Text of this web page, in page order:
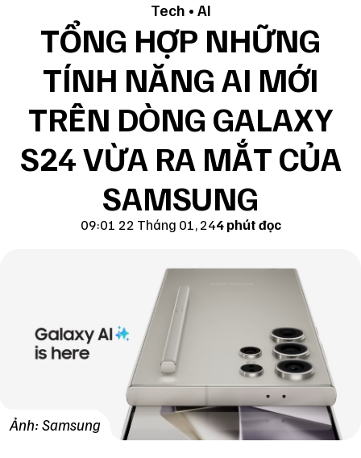
Tech • AI
TỔNG HỢP NHỮNG
TÍNH NĂNG AI MỚI
TRÊN DÒNG GALAXY
S24 VỪA RA MẮT CỦA
SAMSUNG
09:01 22 Tháng 01, 244 phút đọc
Ảnh: Samsung